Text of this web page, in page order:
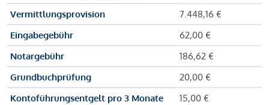
Vermittlungsprovision
7.448,16 €
Eingabegebühr
62,00 €
Notargebühr
186,62 €
Grundbuchprüfung
20,00 €
Kontoführungsentgelt pro 3 Monate
15,00 €